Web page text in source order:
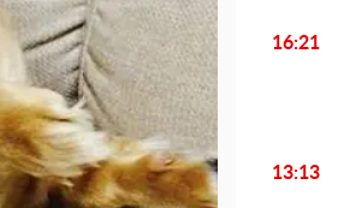
16:21
13:13